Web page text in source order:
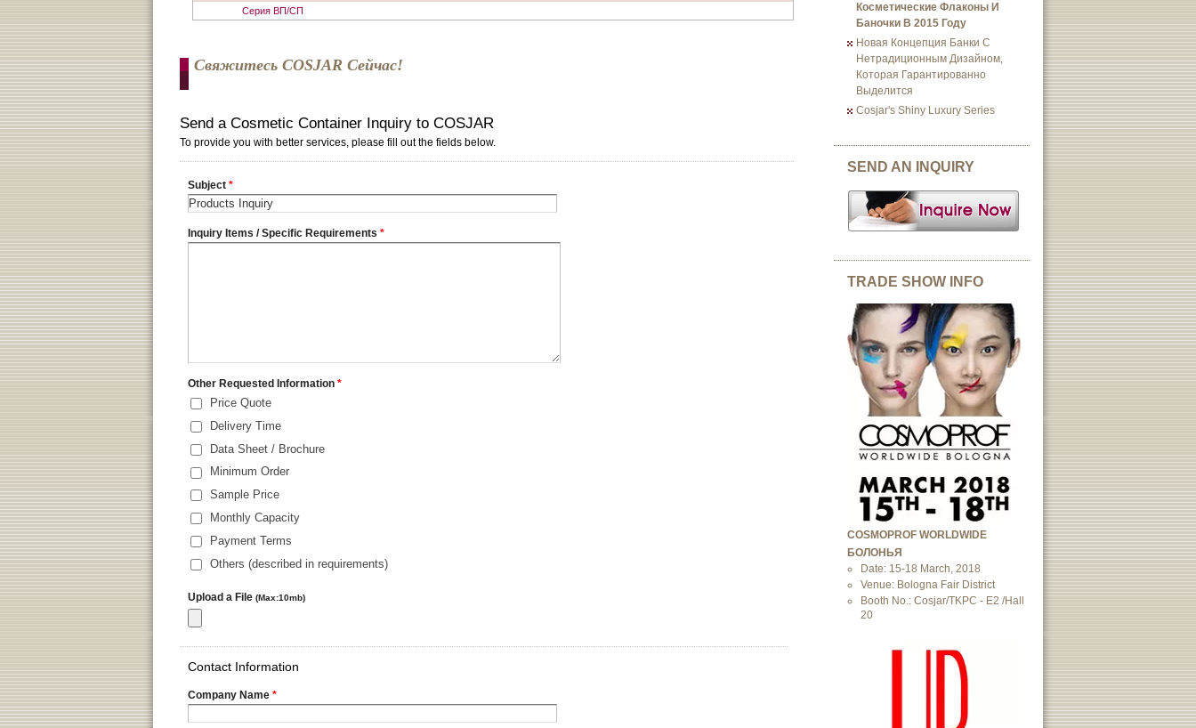
Серия ВП/СП
Свяжитесь COSJAR Сейчас!
Косметические Флаконы И
Баночки В 2015 Году
Новая Концепция Банки С
Нетрадиционным Дизайном,
Которая Гарантированно
Выделится
Cosjar's Shiny Luxury Series
SEND AN INQUIRY
TRADE SHOW INFO
COSMOPROF WORLDWIDE
БОЛОНЬЯ
Date: 15-18 March, 2018
Venue: Bologna Fair District
Booth No.: Cosjar/TKPC - E2 /Hall
20